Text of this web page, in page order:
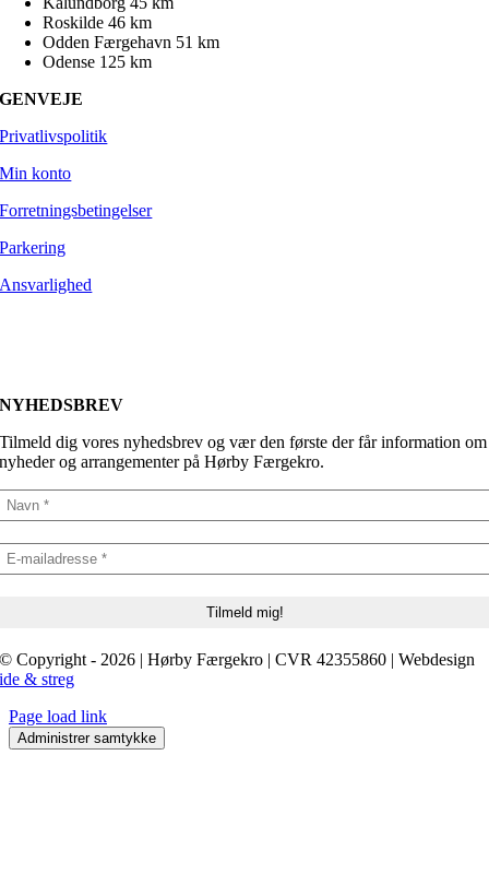
Roskilde 46 km
Odden Færgehavn 51 km
Odense 125 km
GENVEJE
Privatlivspolitik
Min konto
Forretningsbetingelser
Parkering
Ansvarlighed
NYHEDSBREV
Tilmeld dig vores nyhedsbrev og vær den første der får information om
nyheder og arrangementer på Hørby Færgekro.
© Copyright - 2026 | Hørby Færgekro | CVR 42355860 | Webdesign
ide & streg
Page load link
Administrer samtykke